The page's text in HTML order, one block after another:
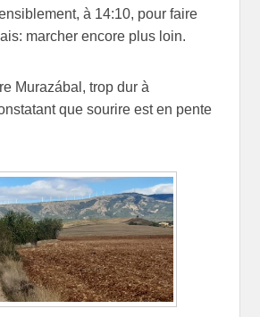
à 14:10, pour faire
marcher encore plus loin.
Murazábal, trop dur à
que sourire est en pente